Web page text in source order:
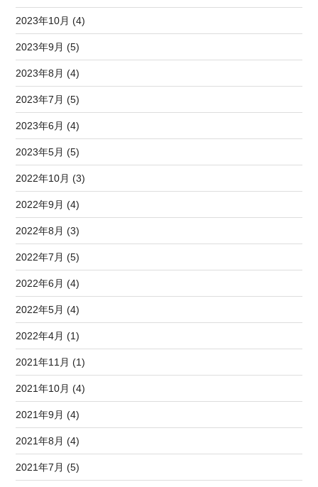
2023年10月 (4)
2023年9月 (5)
2023年8月 (4)
2023年7月 (5)
2023年6月 (4)
2023年5月 (5)
2022年10月 (3)
2022年9月 (4)
2022年8月 (3)
2022年7月 (5)
2022年6月 (4)
2022年5月 (4)
2022年4月 (1)
2021年11月 (1)
2021年10月 (4)
2021年9月 (4)
2021年8月 (4)
2021年7月 (5)